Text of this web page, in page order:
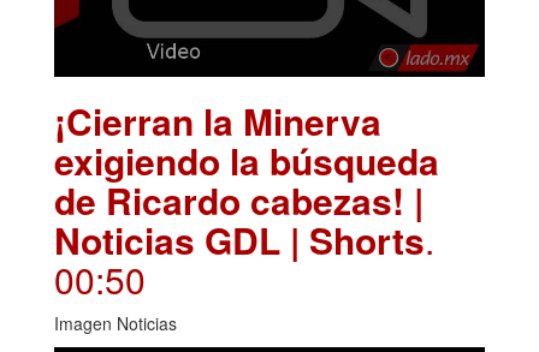
¡Cierran la Minerva
exigiendo la búsqueda
de Ricardo cabezas! |
Noticias GDL | Shorts.
00:50
Imagen Noticias